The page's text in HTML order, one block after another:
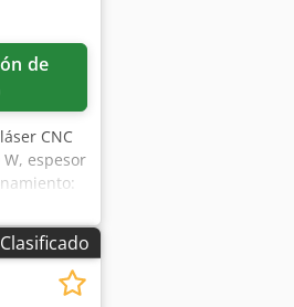
CNC
espesor
Los
del
peso:
Clasificado